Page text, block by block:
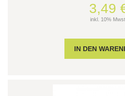
3,49
inkl. 10% Mwst.